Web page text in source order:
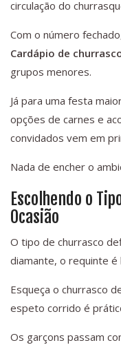
circulação do
Com o número
Cardápio de
grupos menores.
Já para uma festa
opções de carnes e
convidados vem em
Nada de encher o
Escolhendo o
Ocasião
O tipo de churrasco
diamante, o requinte é
Esqueça o churrasco
espeto corrido é
Os garçons passam